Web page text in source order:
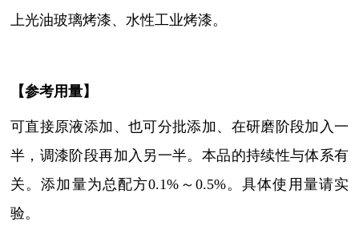
上光油玻璃烤漆、水性工业烤漆。
【参考用量】
可直接原液添加、也可分批添加、在研磨阶段加入一
半，调漆阶段再加入另一半。本品的持续性与体系有
关。添加量为总配方0.1%～0.5%。具体使用量请实
验。